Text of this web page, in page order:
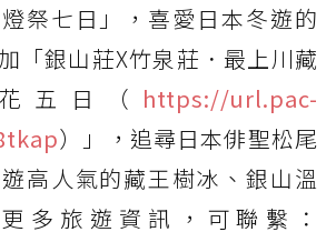
祭七日」，喜愛日本冬遊的
「銀山莊X竹泉莊．最上川藏
五日（ https://url.pac-
）」，追尋日本俳聖松尾
高人氣的藏王樹冰、銀山溫
多旅遊資訊，可聯繫：